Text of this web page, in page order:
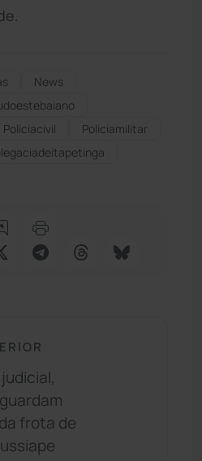
News
Políciacivil
Políciamilitar
frota de